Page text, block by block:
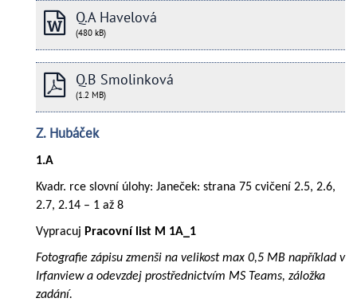
Q.A Havelová
(480 kB)
Q.B Smolinková
(1.2 MB)
Z. Hubáček
1.A
Kvadr. rce slovní úlohy: Janeček: strana 75 cvičení 2.5, 2.6,
2.7, 2.14 – 1 až 8
Vypracuj Pracovní list M 1A_1
Fotografie zápisu zmenši na velikost max 0,5 MB například v
Irfanview a odevzdej prostřednictvím MS Teams, záložka
zadání.